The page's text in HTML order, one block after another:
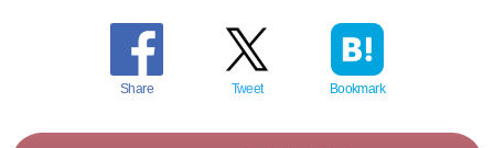
Share Tweet Bookmark